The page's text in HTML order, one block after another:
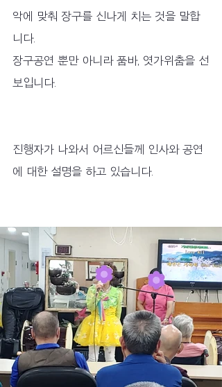
악에 맞춰 장구를 신나게 치는 것을 말합
니다.
장구공연 뿐만 아니라 품바, 엿가위춤을 선
보입니다.
진행자가 나와서 어르신들께 인사와 공연
에 대한 설명을 하고 있습니다.